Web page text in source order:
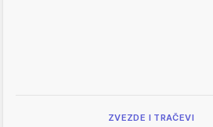
ZVEZDE I TRAČEVI